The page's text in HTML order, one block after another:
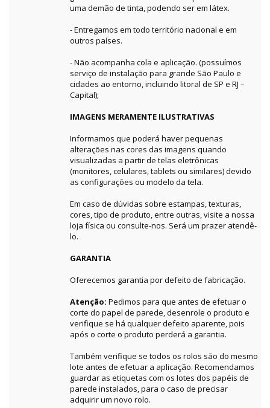
uma demão de tinta, podendo ser em látex.
- Entregamos em todo território nacional e em
outros países.
- Não acompanha cola e aplicação. (possuímos
serviço de instalação para grande São Paulo e
cidades ao entorno, incluindo litoral de SP e RJ –
Capital);
IMAGENS MERAMENTE ILUSTRATIVAS
Informamos que poderá haver pequenas
alterações nas cores das imagens quando
visualizadas a partir de telas eletrônicas
(monitores, celulares, tablets ou similares) devido
as configurações ou modelo da tela.
Em caso de dúvidas sobre estampas, texturas,
cores, tipo de produto, entre outras, visite a nossa
loja física ou consulte-nos. Será um prazer atendê-
lo.
GARANTIA
Oferecemos garantia por defeito de fabricação.
Atenção: Pedimos para que antes de efetuar o
corte do papel de parede, desenrole o produto e
verifique se há qualquer defeito aparente, pois
após o corte o produto perderá a garantia.
Também verifique se todos os rolos são do mesmo
lote antes de efetuar a aplicação. Recomendamos
guardar as etiquetas com os lotes dos papéis de
parede instalados, para o caso de precisar
adquirir um novo rolo.